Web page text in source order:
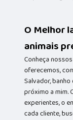
O Melhor
animais
Conheça
oferecemos,
Salvador,
próximo a mim.
experientes, o
cada cliente,